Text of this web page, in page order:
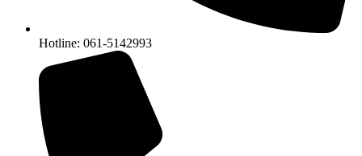
Hotline: 061-5142993